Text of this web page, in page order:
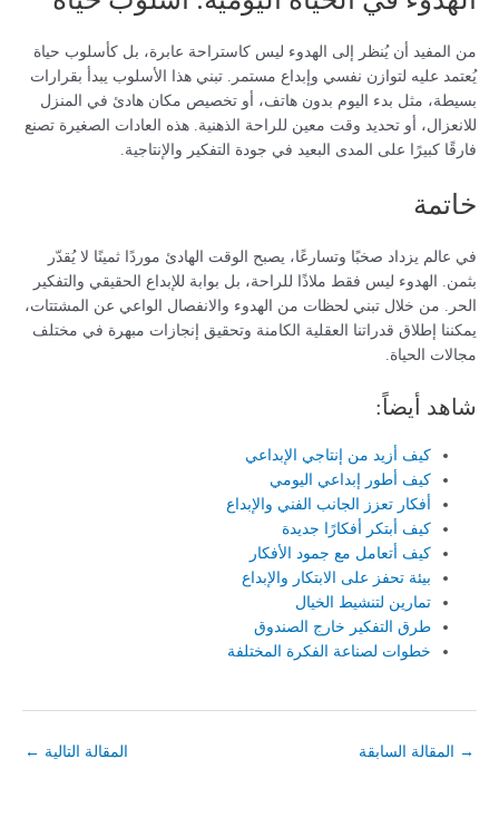
من المفيد أن يُنظر إلى الهدوء ليس كاستراحة عابرة، بل كأسلوب حياة
يُعتمد عليه لتوازن نفسي وإبداع مستمر. تبني هذا الأسلوب يبدأ بقرارات
بسيطة، مثل بدء اليوم بدون هاتف، أو تخصيص مكان هادئ في المنزل
للانعزال، أو تحديد وقت معين للراحة الذهنية. هذه العادات الصغيرة تصنع
فارقًا كبيرًا على المدى البعيد في جودة التفكير والإنتاجية.
خاتمة
في عالم يزداد صخبًا وتسارعًا، يصبح الوقت الهادئ موردًا ثمينًا لا يُقدّر
بثمن. الهدوء ليس فقط ملاذًا للراحة، بل بوابة للإبداع الحقيقي والتفكير
الحر. من خلال تبني لحظات من الهدوء والانفصال الواعي عن المشتتات،
يمكننا إطلاق قدراتنا العقلية الكامنة وتحقيق إنجازات مبهرة في مختلف
مجالات الحياة.
شاهد أيضاً:
كيف أزيد من إنتاجي الإبداعي
كيف أطور إبداعي اليومي
أفكار تعزز الجانب الفني والإبداع
كيف أبتكر أفكارًا جديدة
كيف أتعامل مع جمود الأفكار
بيئة تحفز على الابتكار والإبداع
تمارين لتنشيط الخيال
طرق التفكير خارج الصندوق
خطوات لصناعة الفكرة المختلفة
→ المقالة السابقة المقالة التالية ←